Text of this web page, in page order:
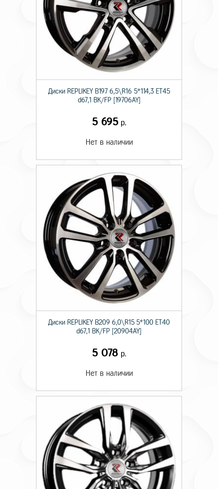
Диски RЕPLIKEY B197 6,5\R16 5*114,3 ET45
d67,1 BK/FP [19706AY]
5 695р.
Нет в наличии
Диски RЕPLIKEY B209 6,0\R15 5*100 ET40
d67,1 BK/FP [20904AY]
5 078 р.
Нет в наличии